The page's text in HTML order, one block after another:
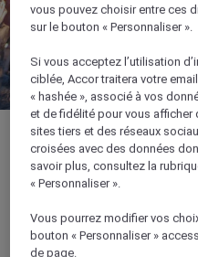
Idéale pour les
vous pouvez choisir entre ces
sur le bouton « Personnaliser ».
Si vous acceptez l’utilisation
ciblée, Accor traitera votre
« hashée », associé à vos
et de fidélité pour vous
sites tiers et des réseaux
croisées avec des données
savoir plus, consultez la
« Personnaliser ».
Vous pourrez modifier vos
bouton « Personnaliser »
de page.